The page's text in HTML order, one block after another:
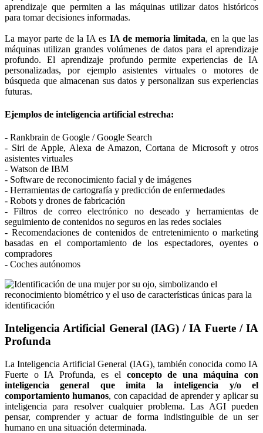
aprendizaje que permiten a las máquinas utilizar datos históricos
para tomar decisiones informadas.
La mayor parte de la IA es IA de memoria limitada, en la que las
máquinas utilizan grandes volúmenes de datos para el aprendizaje
profundo. El aprendizaje profundo permite experiencias de IA
personalizadas, por ejemplo asistentes virtuales o motores de
búsqueda que almacenan sus datos y personalizan sus experiencias
futuras.
Ejemplos de inteligencia artificial estrecha:
- Rankbrain de Google / Google Search
- Siri de Apple, Alexa de Amazon, Cortana de Microsoft y otros
asistentes virtuales
- Watson de IBM
- Software de reconocimiento facial y de imágenes
- Herramientas de cartografía y predicción de enfermedades
- Robots y drones de fabricación
- Filtros de correo electrónico no deseado y herramientas de
seguimiento de contenidos no seguros en las redes sociales
- Recomendaciones de contenidos de entretenimiento o marketing
basadas en el comportamiento de los espectadores, oyentes o
compradores
- Coches autónomos
Inteligencia Artificial General (IAG) / IA Fuerte / IA
Profunda
La Inteligencia Artificial General (IAG), también conocida como IA
Fuerte o IA Profunda, es el concepto de una máquina con
inteligencia general que imita la inteligencia y/o el
comportamiento humanos, con capacidad de aprender y aplicar su
inteligencia para resolver cualquier problema. Las AGI pueden
pensar, comprender y actuar de forma indistinguible de un ser
humano en una situación determinada.